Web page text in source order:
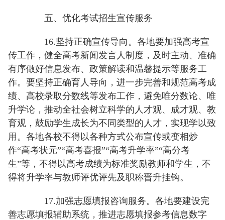
五、优化考试招生宣传服务
16.坚持正确宣传导向。各地要加强高考宣
传工作，健全高考新闻发言人制度，及时主动、准确
有序做好信息发布、政策解读和温馨提示等服务工
作。要坚持正确育人导向，进一步完善和规范高考成
绩、高校录取分数线等发布工作，避免唯分数论、唯
升学论，推动全社会树立科学的人才观、成才观、教
育观，鼓励学生成长为不同类型的人才，实现学以致
用。各地各校不得以各种方式公布宣传或变相炒
作“高考状元”“高考喜报”“高考升学率”“高分考
生”等，不得以高考成绩为标准奖励教师和学生，不
得将升学率与教师评优评先及职称晋升挂钩。
17.加强志愿填报咨询服务。各地要建设完
善志愿填报辅助系统，推进志愿填报参考信息数字